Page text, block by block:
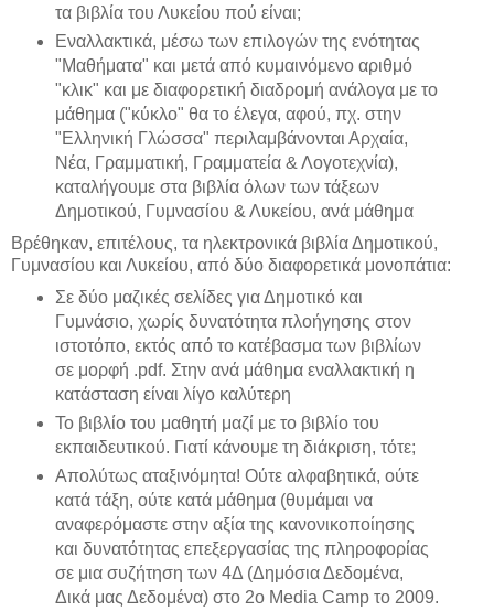
τα βιβλία του Λυκείου πού είναι;
Εναλλακτικά, μέσω των επιλογών της ενότητας
"Μαθήματα" και μετά από κυμαινόμενο αριθμό
"κλικ" και με διαφορετική διαδρομή ανάλογα με το
μάθημα ("κύκλο" θα το έλεγα, αφού, πχ. στην
"Ελληνική Γλώσσα" περιλαμβάνονται Αρχαία,
Νέα, Γραμματική, Γραμματεία & Λογοτεχνία),
καταλήγουμε στα βιβλία όλων των τάξεων
Δημοτικού, Γυμνασίου & Λυκείου, ανά μάθημα
Βρέθηκαν, επιτέλους, τα ηλεκτρονικά βιβλία Δημοτικού,
Γυμνασίου και Λυκείου, από δύο διαφορετικά μονοπάτια:
Σε δύο μαζικές σελίδες για Δημοτικό και
Γυμνάσιο, χωρίς δυνατότητα πλοήγησης στον
ιστοτόπο, εκτός από το κατέβασμα των βιβλίων
σε μορφή .pdf. Στην ανά μάθημα εναλλακτική η
κατάσταση είναι λίγο καλύτερη
Το βιβλίο του μαθητή μαζί με το βιβλίο του
εκπαιδευτικού. Γιατί κάνουμε τη διάκριση, τότε;
Απολύτως αταξινόμητα! Ούτε αλφαβητικά, ούτε
κατά τάξη, ούτε κατά μάθημα (θυμάμαι να
αναφερόμαστε στην αξία της κανονικοποίησης
και δυνατότητας επεξεργασίας της πληροφορίας
σε μια συζήτηση των 4Δ (Δημόσια Δεδομένα,
Δικά μας Δεδομένα) στο 2o Media Camp το 2009.